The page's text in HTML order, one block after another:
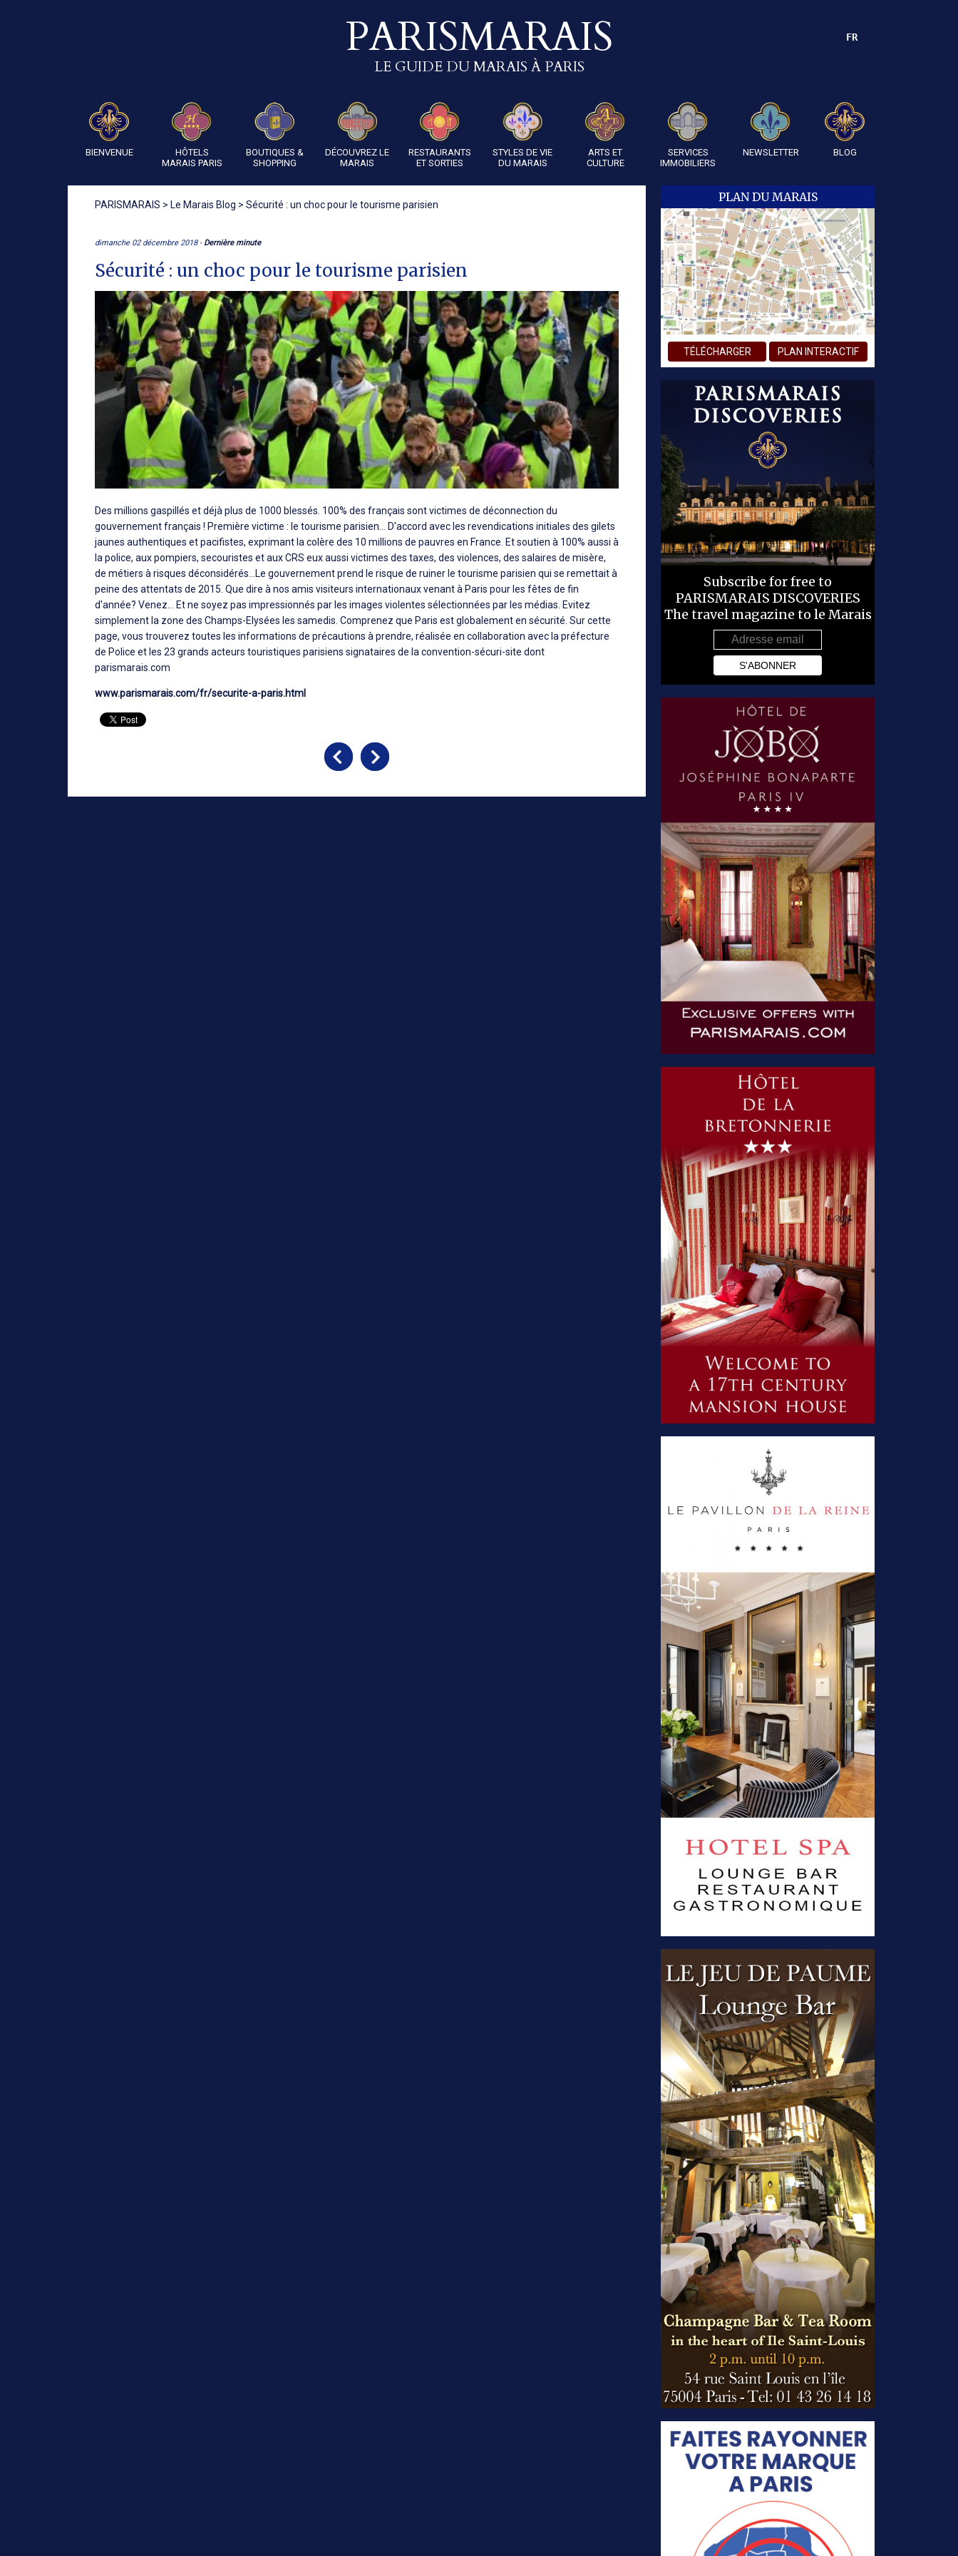
PARISMARAIS
LE GUIDE DU MARAIS À PARIS
FR
BIENVENUE
HÔTELS
MARAIS PARIS
BOUTIQUES &
SHOPPING
DÉCOUVREZ LE
MARAIS
RESTAURANTS
ET SORTIES
STYLES DE VIE
DU MARAIS
ARTS ET
CULTURE
SERVICES
IMMOBILIERS
NEWSLETTER BLOG
PARISMARAIS > Le Marais Blog > Sécurité : un choc pour le tourisme parisien
dimanche 02 décembre 2018 - Dernière minute
Sécurité : un choc pour le tourisme parisien
Des millions gaspillés et déjà plus de 1000 blessés. 100% des français sont victimes de déconnection du
gouvernement français ! Première victime : le tourisme parisien... D'accord avec les revendications initiales des gilets
jaunes authentiques et pacifistes, exprimant la colère des 10 millions de pauvres en France. Et soutien à 100% aussi à
la police, aux pompiers, secouristes et aux CRS eux aussi victimes des taxes, des violences, des salaires de misère,
de métiers à risques déconsidérés...Le gouvernement prend le risque de ruiner le tourisme parisien qui se remettait à
peine des attentats de 2015. Que dire à nos amis visiteurs internationaux venant à Paris pour les fêtes de fin
d'année? Venez... Et ne soyez pas impressionnés par les images violentes sélectionnées par les médias. Evitez
simplement la zone des Champs-Elysées les samedis. Comprenez que Paris est globalement en sécurité. Sur cette
page, vous trouverez toutes les informations de précautions à prendre, réalisée en collaboration avec la préfecture
de Police et les 23 grands acteurs touristiques parisiens signataires de la convention-sécuri-site dont
parismarais.com
www.parismarais.com/fr/securite-a-paris.html
PLAN DU MARAIS
TÉLÉCHARGER PLAN INTERACTIF
Subscribe for free to
PARISMARAIS DISCOVERIES
The travel magazine to le Marais